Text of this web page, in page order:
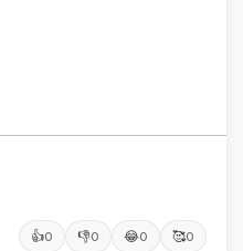
👍0 👎0 😂0 🥰0